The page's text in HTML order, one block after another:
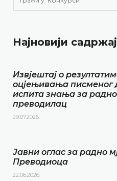
Најновији садржај
Извјештај о
оцјењивања писменог
испита знања за радно
преводилац
29.07.2026.
Јавни оглас за радно
Преводиоца
22.06.2026.